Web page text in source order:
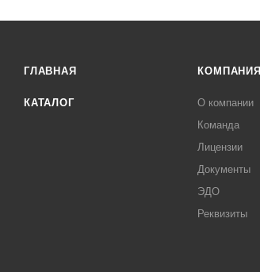
ГЛАВНАЯ
КАТАЛОГ
КОМПАНИЯ
О компании
Команда
Лицензии
Документы
ЭДО
Реквизиты